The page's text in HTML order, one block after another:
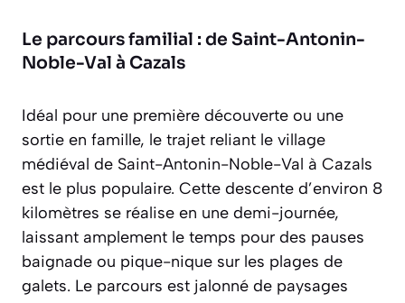
Le parcours familial : de Saint-Antonin-
Noble-Val à Cazals
Idéal pour une première découverte ou une
sortie en famille, le trajet reliant le village
médiéval de Saint-Antonin-Noble-Val à Cazals
est le plus populaire. Cette descente d’environ 8
kilomètres se réalise en une demi-journée,
laissant amplement le temps pour des pauses
baignade ou pique-nique sur les plages de
galets. Le parcours est jalonné de paysages